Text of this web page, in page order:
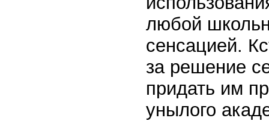
любой
сенсацией.
за решение
придать им
унылого